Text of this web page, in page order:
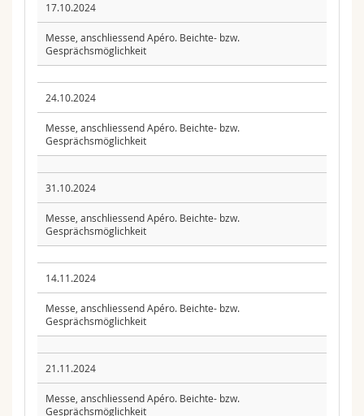
17.10.2024
Messe, anschliessend Apéro. Beichte- bzw.
Gesprächsmöglichkeit
24.10.2024
Messe, anschliessend Apéro. Beichte- bzw.
Gesprächsmöglichkeit
31.10.2024
Messe, anschliessend Apéro. Beichte- bzw.
Gesprächsmöglichkeit
14.11.2024
Messe, anschliessend Apéro. Beichte- bzw.
Gesprächsmöglichkeit
21.11.2024
Messe, anschliessend Apéro. Beichte- bzw.
Gesprächsmöglichkeit